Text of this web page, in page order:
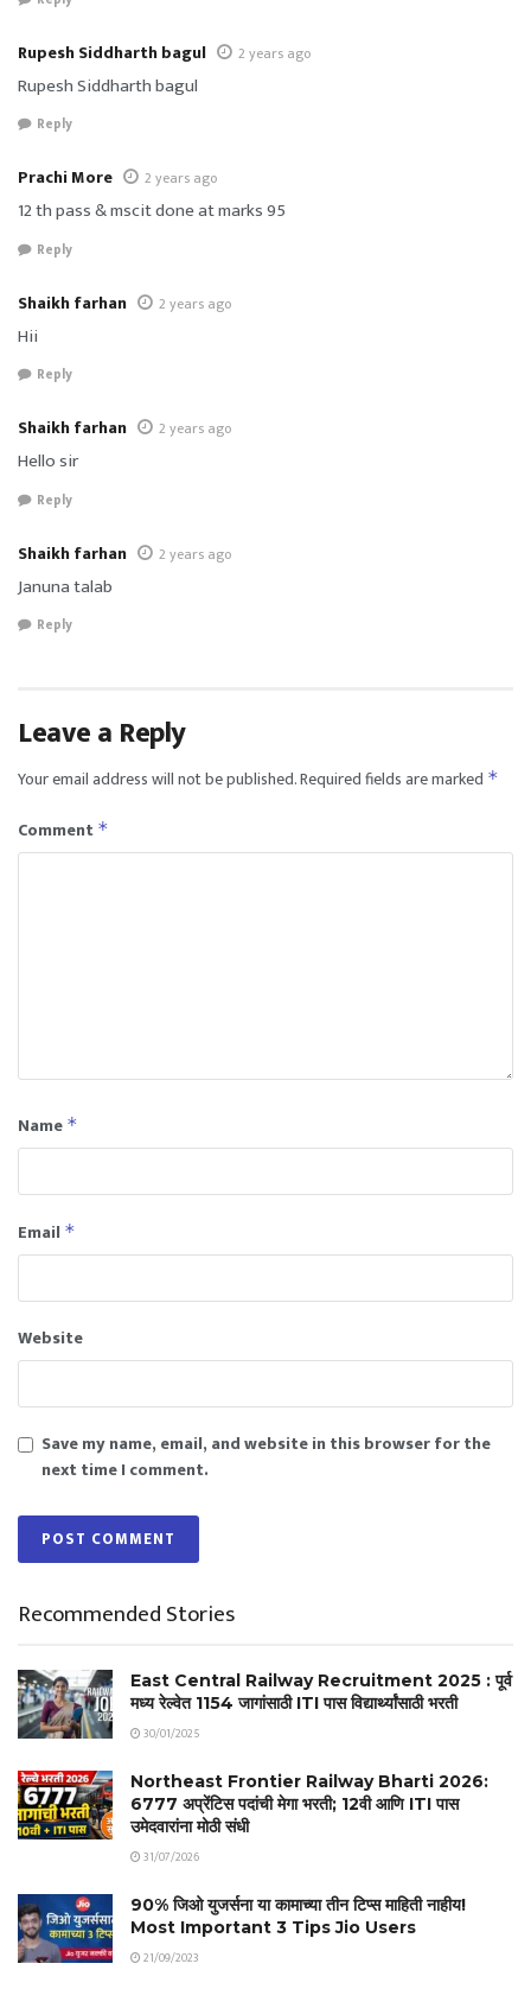
Rupesh Siddharth bagul 2 years ago
Rupesh Siddharth bagul
Reply
Prachi More 2 years ago
12 th pass & mscit done at marks 95
Reply
Shaikh farhan 2 years ago
Hii
Reply
Shaikh farhan 2 years ago
Hello sir
Reply
Shaikh farhan 2 years ago
Januna talab
Reply
Leave a Reply
Your email address will not be published.Required fields are marked *
Comment *
Name *
Email *
Website
Save my name, email, and website in this browser for the
next time I comment.
Recommended Stories
East Central Railway Recruitment 2025 : पूर्व
मध्य रेल्वेत 1154 जागांसाठी ITI पास विद्यार्थ्यांसाठी भरती
30/01/2025
Northeast Frontier Railway Bharti 2026:
6777 अप्रेंटिस पदांची मेगा भरती; 12वी आणि ITI पास
उमेदवारांना मोठी संधी
31/07/2026
90% जिओ युजर्सना या कामाच्या तीन टिप्स माहिती नाहीय!
Most Important 3 Tips Jio Users
21/09/2023